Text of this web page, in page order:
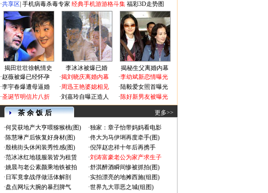
·共享区 手机病毒杀毒专家 经典手机游游格斗集 福彩3D走势图
揭田壮壮徐帆情史 李冰冰被爆已婚
揭秘生父离婚内幕
·赵薇被爆已经怀孕
·李宇春爆遭母逼婚
·圣诞节明信片八折
·揭刘晓庆离婚内幕
·周迅王艳婆媳相见
·刘嘉玲自曝正造人
·李幼斌新恋情曝光
·陆毅爱女照首曝光
·陈好新男友被曝光
茶 余 饭 后 更多>>
·何炅获地产大亨喂猕猴桃(图) ·独家：章子怡带妈妈看电影
·陈慧琳产后恢复好身材(图) ·佟大为马伊琍再度牵手(图)
·殷桃街头休闲装秀性感(图) ·倪萍赵忠祥十年后再携手
·范冰冰红地毯服装皆为租赁 ·刘涛富豪老公为家产求生子
·姚晨与老公素颜乘地铁被拍 ·舒淇醉酒瞬间惨被抓拍(图)
· 日军竟拿战俘做活体解剖 ·实拍漂亮的地摊西施(组图)
·盘点网坛大腕的暴烈脾气 ·世界九大罪恶之城(组图)